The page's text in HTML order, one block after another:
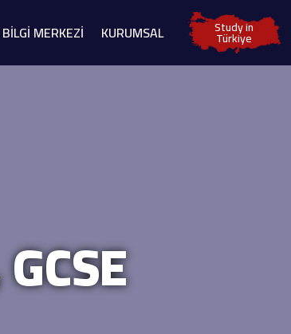
BİLGİ MERKEZİ KURUMSAL Study in
Türkiye